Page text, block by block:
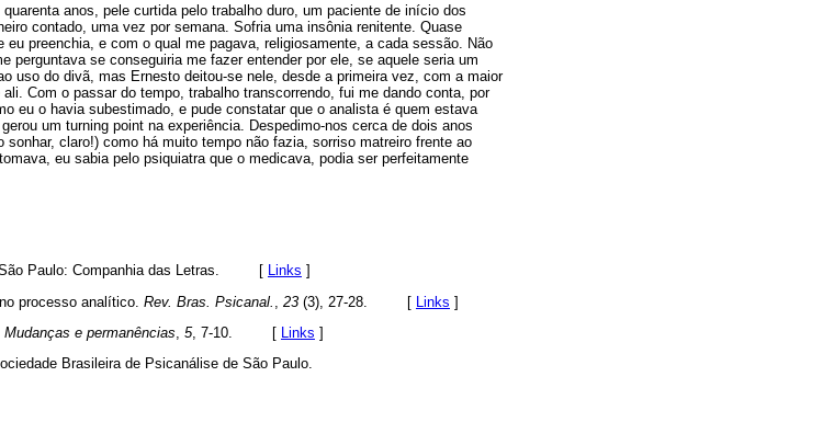
anos, pele curtida pelo trabalho duro, um paciente de início dos
contado, uma vez por semana. Sofria uma insônia renitente. Quase
preenchia, e com o qual me pagava, religiosamente, a cada sessão. Não
perguntava se conseguiria me fazer entender por ele, se aquele seria um
uso do divã, mas Ernesto deitou-se nele, desde a primeira vez, com a maior
Com o passar do tempo, trabalho transcorrendo, fui me dando conta, por
eu o havia subestimado, e pude constatar que o analista é quem estava
um turning point na experiência. Despedimo-nos cerca de dois anos
claro!) como há muito tempo não fazia, sorriso matreiro frente ao
eu sabia pelo psiquiatra que o medicava, podia ser perfeitamente
Paulo: Companhia das Letras. [ Links ]
processo analítico. Rev. Bras. Psicanal. 23 (3), 27-28. [ Links ]
e permanências 5, 7-10. [ Links ]
Brasileira de Psicanálise de São Paulo.